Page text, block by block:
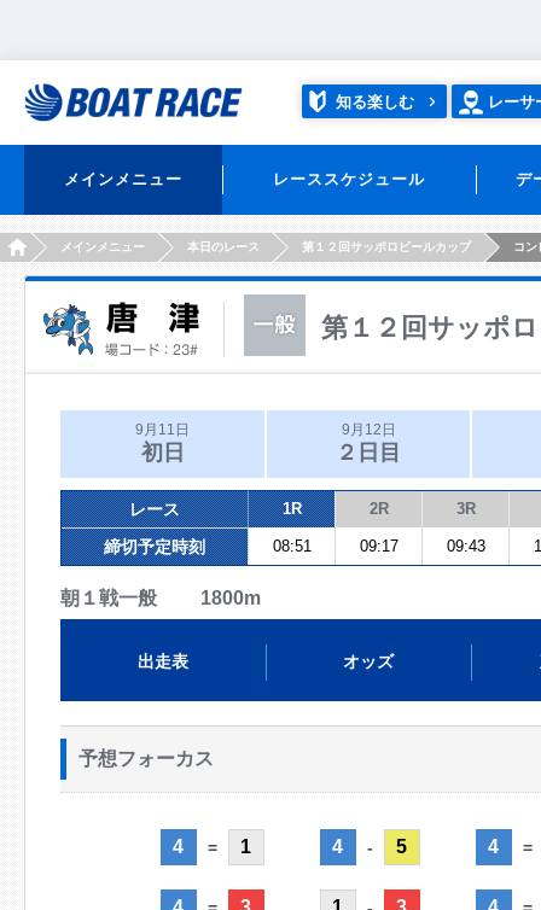
知る楽しむ レーサ
メインメニュー レーススケジュール デ
HOMEメインメニュー 本日のレース 第１２回サッポロビールカップ コン
第１２回サッポ
9月11日
初日
9月12日
２日目
レース 1R 2R 3R
締切予定時刻 08:51 09:17 09:43
朝１戦一般 1800m
出走表 オッズ
予想フォーカス
4 = 1 4 - 5 4 =